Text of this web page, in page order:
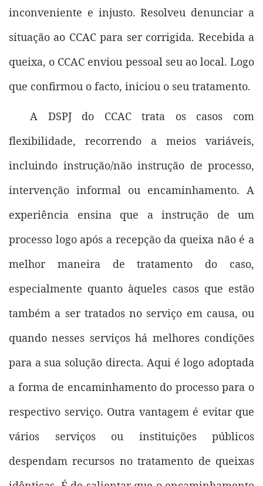
inconveniente e injusto. Resolveu denunciar a
situação ao CCAC para ser corrigida. Recebida a
queixa, o CCAC enviou pessoal seu ao local. Logo
que confirmou o facto, iniciou o seu tratamento.
A DSPJ do CCAC trata os casos com
flexibilidade, recorrendo a meios variáveis,
incluindo instrução/não instrução de processo,
intervenção informal ou encaminhamento. A
experiência ensina que a instrução de um
processo logo após a recepção da queixa não é a
melhor maneira de tratamento do caso,
especialmente quanto àqueles casos que estão
também a ser tratados no serviço em causa, ou
quando nesses serviços há melhores condições
para a sua solução directa. Aqui é logo adoptada
a forma de encaminhamento do processo para o
respectivo serviço. Outra vantagem é evitar que
vários serviços ou instituições públicos
despendam recursos no tratamento de queixas